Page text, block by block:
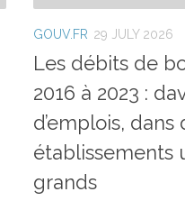
GOUV.FR 29 JULY 2026
Les débits de
2016 à 2023 :
d’emplois, dans
établissements
grands